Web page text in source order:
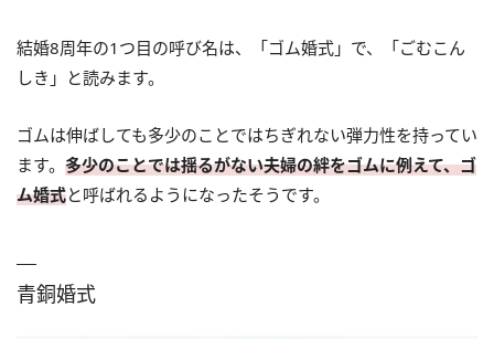
結婚8周年の1つ目の呼び名は、「ゴム婚式」で、「ごむこん
しき」と読みます。
ゴムは伸ばしても多少のことではちぎれない弾力性を持ってい
ます。 多少のことでは揺るがない夫婦の絆をゴムに例えて、ゴ
ム婚式と呼ばれるようになったそうです。
青銅婚式